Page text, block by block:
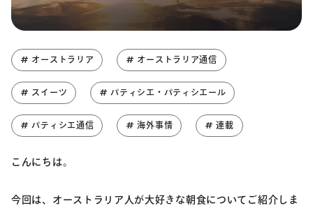
# オーストラリア # オーストラリア通信
# スイーツ # パティシエ・パティシエール
# パティシエ通信 # 海外事情 # 連載
こんにちは。
今回は、オーストラリア人が大好きな朝食についてご紹介しま